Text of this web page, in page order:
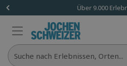
Über 9.000
Suche nach Erlebnissen, Orten...